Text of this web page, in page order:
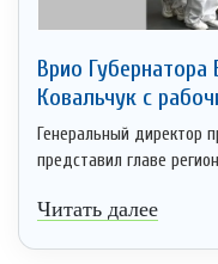
Врио Губернатора
Ковальчук с
Генеральный директор
представил главе
Читать далее